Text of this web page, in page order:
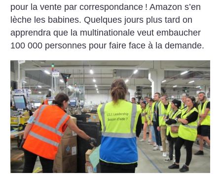
pour la vente par correspondance ! Amazon s’en
lèche les babines. Quelques jours plus tard on
apprendra que la multinationale veut embaucher
100 000 personnes pour faire face à la demande.